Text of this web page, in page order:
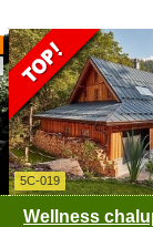
5C-019